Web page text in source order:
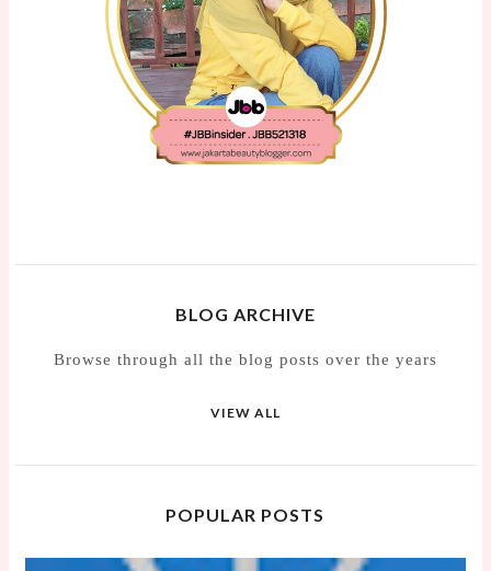
BLOG ARCHIVE
Browse through all the blog posts over the years
VIEW ALL
POPULAR POSTS